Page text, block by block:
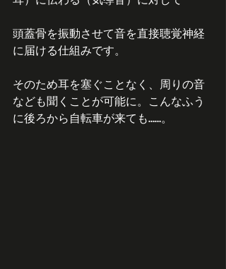
頭蓋骨を振動させて音を直接聴覚神経
に届ける仕組みです。
そのため耳を塞ぐことなく、周りの音
なども聞くことが可能に。こんなふう
に後ろから自転車が来ても……。